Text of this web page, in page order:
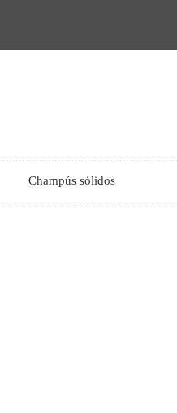
Champús sólidos